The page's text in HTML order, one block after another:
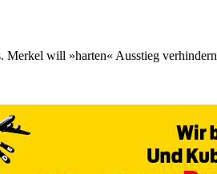
will »harten« Ausstieg verhindern